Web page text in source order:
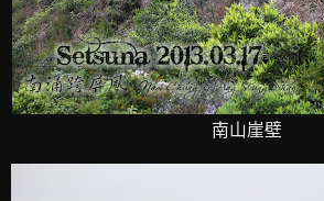
南山崖壁